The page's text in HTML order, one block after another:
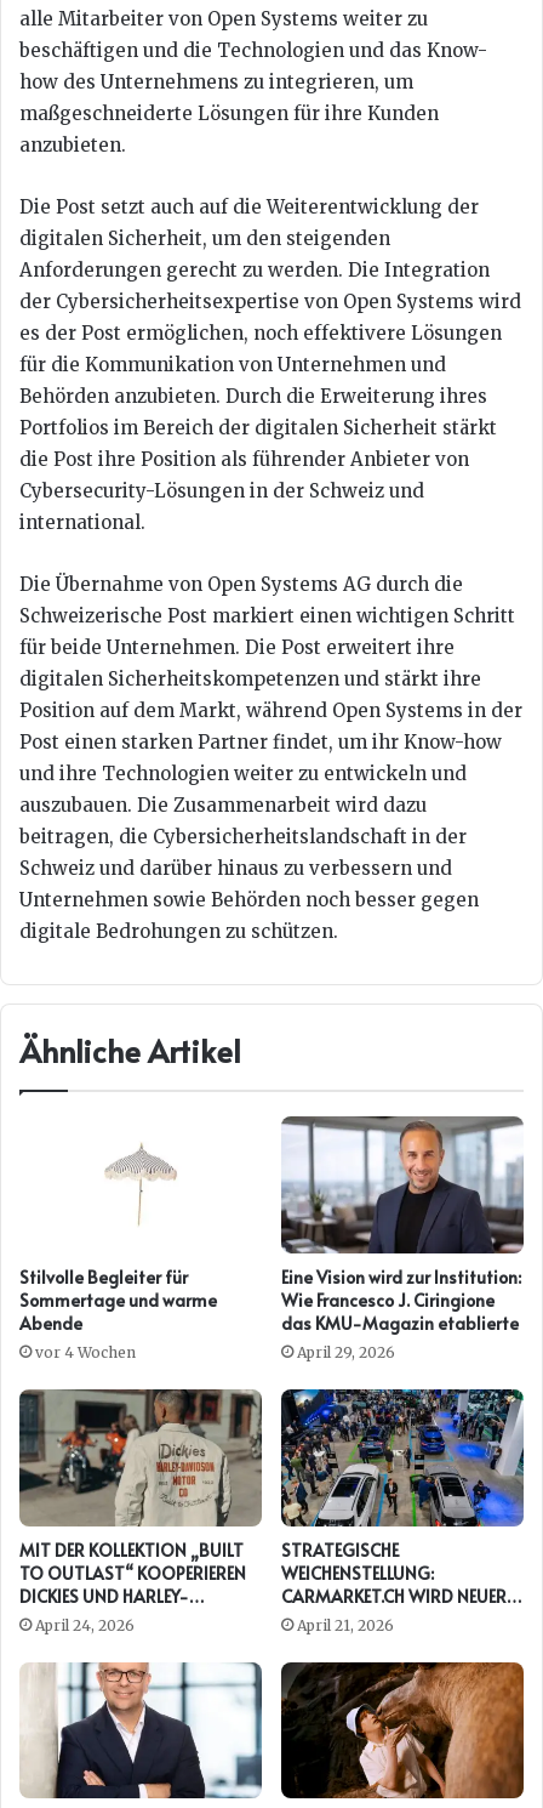
alle Mitarbeiter von Open Systems weiter zu
beschäftigen und die Technologien und das Know-
how des Unternehmens zu integrieren, um
maßgeschneiderte Lösungen für ihre Kunden
anzubieten.
Die Post setzt auch auf die Weiterentwicklung der
digitalen Sicherheit, um den steigenden
Anforderungen gerecht zu werden. Die Integration
der Cybersicherheitsexpertise von Open Systems wird
es der Post ermöglichen, noch effektivere Lösungen
für die Kommunikation von Unternehmen und
Behörden anzubieten. Durch die Erweiterung ihres
Portfolios im Bereich der digitalen Sicherheit stärkt
die Post ihre Position als führender Anbieter von
Cybersecurity-Lösungen in der Schweiz und
international.
Die Übernahme von Open Systems AG durch die
Schweizerische Post markiert einen wichtigen Schritt
für beide Unternehmen. Die Post erweitert ihre
digitalen Sicherheitskompetenzen und stärkt ihre
Position auf dem Markt, während Open Systems in der
Post einen starken Partner findet, um ihr Know-how
und ihre Technologien weiter zu entwickeln und
auszubauen. Die Zusammenarbeit wird dazu
beitragen, die Cybersicherheitslandschaft in der
Schweiz und darüber hinaus zu verbessern und
Unternehmen sowie Behörden noch besser gegen
digitale Bedrohungen zu schützen.
Ähnliche Artikel
Stilvolle Begleiter für
Sommertage und warme
Abende
vor 4 Wochen
Eine Vision wird zur Institution:
Wie Francesco J. Ciringione
das KMU-Magazin etablierte
April 29, 2026
MIT DER KOLLEKTION „BUILT
TO OUTLAST“ KOOPERIEREN
DICKIES UND HARLEY-
DAVIDSON ERNEUT
April 24, 2026
STRATEGISCHE
WEICHENSTELLUNG:
CARMARKET.CH WIRD NEUER
PRESENTING PARTNER DER
AUTO ZÜRICH
April 21, 2026